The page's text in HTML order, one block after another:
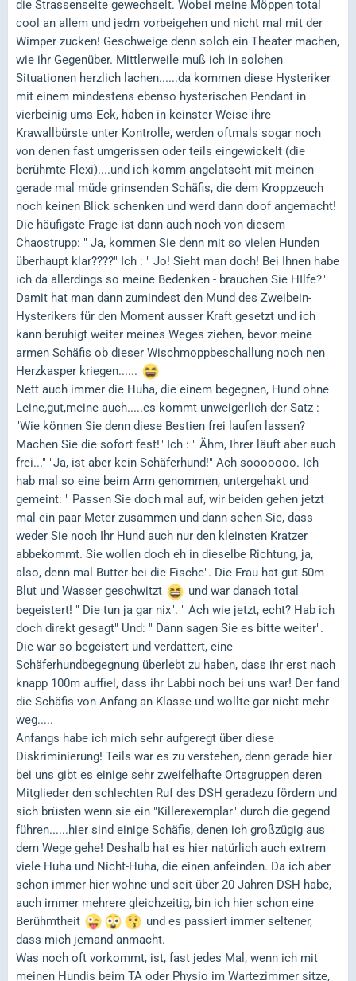
die Strassenseite gewechselt. Wobei meine Möppen total
cool an allem und jedm vorbeigehen und nicht mal mit der
Wimper zucken! Geschweige denn solch ein Theater machen,
wie ihr Gegenüber. Mittlerweile muß ich in solchen
Situationen herzlich lachen......da kommen diese Hysteriker
mit einem mindestens ebenso hysterischen Pendant in
vierbeinig ums Eck, haben in keinster Weise ihre
Krawallbürste unter Kontrolle, werden oftmals sogar noch
von denen fast umgerissen oder teils eingewickelt (die
berühmte Flexi)....und ich komm angelatscht mit meinen
gerade mal müde grinsenden Schäfis, die dem Kroppzeuch
noch keinen Blick schenken und werd dann doof angemacht!
Die häufigste Frage ist dann auch noch von diesem
Chaostrupp: " Ja, kommen Sie denn mit so vielen Hunden
überhaupt klar????" Ich : " Jo! Sieht man doch! Bei Ihnen habe
ich da allerdings so meine Bedenken - brauchen Sie HIlfe?"
Damit hat man dann zumindest den Mund des Zweibein-
Hysterikers für den Moment ausser Kraft gesetzt und ich
kann beruhigt weiter meines Weges ziehen, bevor meine
armen Schäfis ob dieser Wischmoppbeschallung noch nen
Herzkasper kriegen......
Nett auch immer die Huha, die einem begegnen, Hund ohne
Leine,gut,meine auch.....es kommt unweigerlich der Satz :
"Wie können Sie denn diese Bestien frei laufen lassen?
Machen Sie die sofort fest!" Ich : " Ähm, Ihrer läuft aber auch
frei..." "Ja, ist aber kein Schäferhund!" Ach sooooooo. Ich
hab mal so eine beim Arm genommen, untergehakt und
gemeint: " Passen Sie doch mal auf, wir beiden gehen jetzt
mal ein paar Meter zusammen und dann sehen Sie, dass
weder Sie noch Ihr Hund auch nur den kleinsten Kratzer
abbekommt. Sie wollen doch eh in dieselbe Richtung, ja,
also, denn mal Butter bei die Fische". Die Frau hat gut 50m
Blut und Wasser geschwitzt
und war danach total
begeistert! " Die tun ja gar nix". " Ach wie jetzt, echt? Hab ich
doch direkt gesagt" Und: " Dann sagen Sie es bitte weiter".
Die war so begeistert und verdattert, eine
Schäferhundbegegnung überlebt zu haben, dass ihr erst nach
knapp 100m auffiel, dass ihr Labbi noch bei uns war! Der fand
die Schäfis von Anfang an Klasse und wollte gar nicht mehr
weg.....
Anfangs habe ich mich sehr aufgeregt über diese
Diskriminierung! Teils war es zu verstehen, denn gerade hier
bei uns gibt es einige sehr zweifelhafte Ortsgruppen deren
Mitglieder den schlechten Ruf des DSH geradezu fördern und
sich brüsten wenn sie ein "Killerexemplar" durch die gegend
führen......hier sind einige Schäfis, denen ich großzügig aus
dem Wege gehe! Deshalb hat es hier natürlich auch extrem
viele Huha und Nicht-Huha, die einen anfeinden. Da ich aber
schon immer hier wohne und seit über 20 Jahren DSH habe,
auch immer mehrere gleichzeitig, bin ich hier schon eine
Berühmtheit
und es passiert immer seltener,
dass mich jemand anmacht.
Was noch oft vorkommt, ist, fast jedes Mal, wenn ich mit
meinen Hundis beim TA oder Physio im Wartezimmer sitze,